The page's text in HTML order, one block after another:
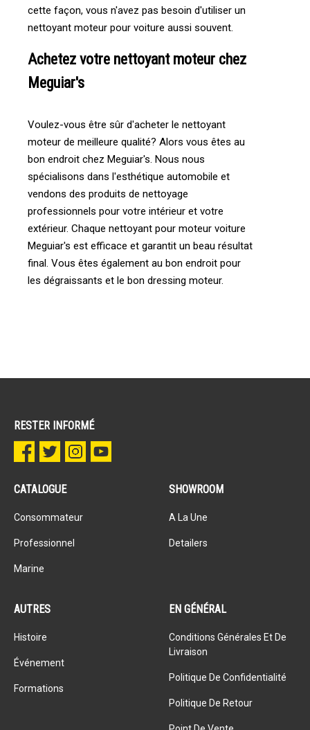
cette façon, vous n'avez pas besoin d'utiliser un
nettoyant moteur pour voiture aussi souvent.
Achetez votre nettoyant moteur chez
Meguiar's
Voulez-vous être sûr d'acheter le nettoyant
moteur de meilleure qualité? Alors vous êtes au
bon endroit chez Meguiar's. Nous nous
spécialisons dans l'esthétique automobile et
vendons des produits de nettoyage
professionnels pour votre intérieur et votre
extérieur. Chaque nettoyant pour moteur voiture
Meguiar's est efficace et garantit un beau résultat
final. Vous êtes également au bon endroit pour
les dégraissants et le bon dressing moteur.
RESTER INFORMÉ
CATALOGUE
Consommateur
Professionnel
Marine
SHOWROOM
A La Une
Detailers
AUTRES
Histoire
Événement
Formations
EN GÉNÉRAL
Conditions Générales Et De
Livraison
Politique De Confidentialité
Politique De Retour